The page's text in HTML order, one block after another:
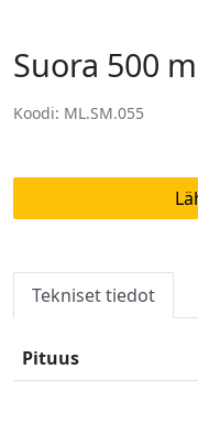
Suora 500
Koodi: ML.SM.055
Tekniset tiedot
Pituus